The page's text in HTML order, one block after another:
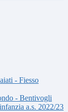
- Fiesso
- Bentivogli
a.s. 2022/23